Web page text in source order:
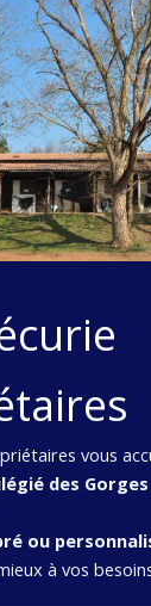
vous
des
ou
à vos